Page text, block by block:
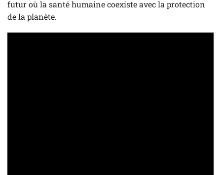
futur où la santé humaine coexiste avec la protection
de la planète.